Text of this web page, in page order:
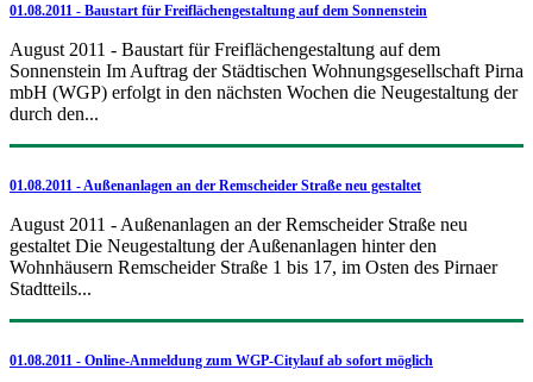
01.08.2011 - Baustart für Freiflächengestaltung auf dem Sonnenstein
August 2011 - Baustart für Freiflächengestaltung auf dem
Sonnenstein Im Auftrag der Städtischen Wohnungsgesellschaft Pirna
mbH (WGP) erfolgt in den nächsten Wochen die Neugestaltung der
durch den...
01.08.2011 - Außenanlagen an der Remscheider Straße neu gestaltet
August 2011 - Außenanlagen an der Remscheider Straße neu
gestaltet Die Neugestaltung der Außenanlagen hinter den
Wohnhäusern Remscheider Straße 1 bis 17, im Osten des Pirnaer
Stadtteils...
01.08.2011 - Online-Anmeldung zum WGP-Citylauf ab sofort möglich